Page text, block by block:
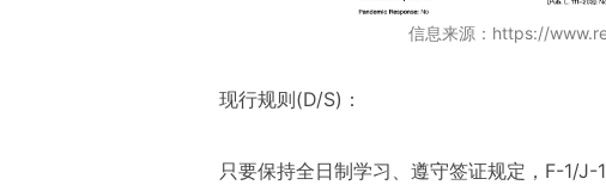
信息来源：https://
现行规则(D/S)：
只要保持全日制学习、遵守签证规定，F-1/